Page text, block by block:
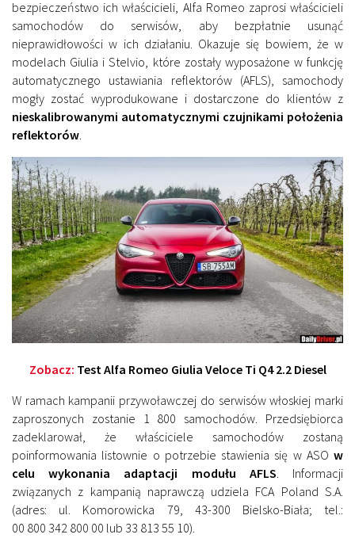
bezpieczeństwo ich właścicieli, Alfa Romeo zaprosi właścicieli
samochodów do serwisów, aby bezpłatnie usunąć
nieprawidłowości w ich działaniu. Okazuje się bowiem, że w
modelach Giulia i Stelvio, które zostały wyposażone w funkcję
automatycznego ustawiania reflektorów (AFLS), samochody
mogły zostać wyprodukowane i dostarczone do klientów z
nieskalibrowanymi automatycznymi czujnikami położenia
reflektorów
Zobacz: Test Alfa Romeo Giulia Veloce Ti Q4 2.2 Diesel
W ramach kampanii przywoławczej do serwisów włoskiej marki
zaproszonych zostanie 1 800 samochodów. Przedsiębiorca
zadeklarował, że właściciele samochodów zostaną
poinformowania listownie o potrzebie stawienia się w ASO w
celu wykonania adaptacji modułu AFLS. Informacji
związanych z kampanią naprawczą udziela FCA Poland S.A.
(adres: ul. Komorowicka 79, 43-300 Bielsko-Biała; tel.:
00 800 342 800 00 lub 33 813 55 10).